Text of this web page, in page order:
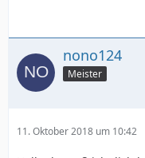
nono124
Meister
11. Oktober 2018 um 10:42